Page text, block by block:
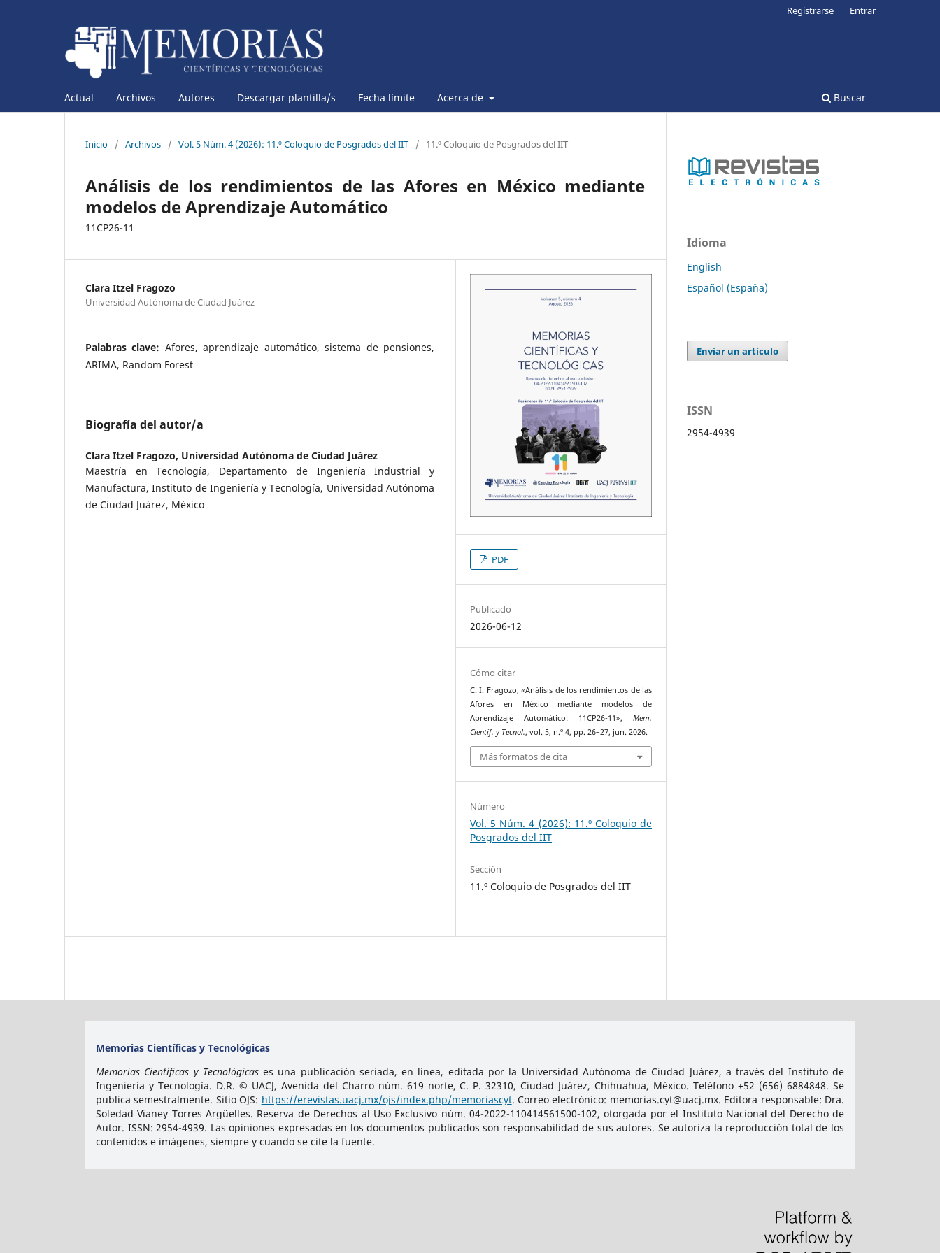
Actual Archivos Autores Descargar plantilla/s Fecha límite Acerca de Buscar
Registrarse Entrar
Inicio / Archivos / Vol. 5 Núm. 4 (2026): 11.º Coloquio de Posgrados del IIT / 11.º Coloquio de Posgrados del IIT
Análisis de los rendimientos de las Afores en México mediante
modelos de Aprendizaje Automático
11CP26-11
Clara Itzel Fragozo
Universidad Autónoma de Ciudad Juárez
Palabras clave: Afores, aprendizaje automático, sistema de pensiones,
ARIMA, Random Forest
Biografía del autor/a
Clara Itzel Fragozo, Universidad Autónoma de Ciudad Juárez
Maestría en Tecnología, Departamento de Ingeniería Industrial y
Manufactura, Instituto de Ingeniería y Tecnología, Universidad Autónoma
de Ciudad Juárez, México
PDF
Publicado
2026-06-12
Cómo citar
C. I. Fragozo, «Análisis de los rendimientos de las
Afores en México mediante modelos de
Aprendizaje Automático: 11CP26-11», Mem.
Científ. y Tecnol., vol. 5, n.º 4, pp. 26–27, jun. 2026.
Más formatos de cita
Número
Vol. 5 Núm. 4 (2026): 11.º Coloquio de
Posgrados del IIT
Sección
11.º Coloquio de Posgrados del IIT
Idioma
English
Español (España)
Enviar un artículo
ISSN
2954-4939
Memorias Científicas y Tecnológicas
Memorias Científicas y Tecnológicases una publicación seriada, en línea, editada por la Universidad Autónoma de Ciudad Juárez, a través del Instituto de
Ingeniería y Tecnología. D.R. © UACJ, Avenida del Charro núm. 619 norte, C. P. 32310, Ciudad Juárez, Chihuahua, México. Teléfono +52 (656) 6884848. Se
publica semestralmente. Sitio OJS: https://erevistas.uacj.mx/ojs/index.php/memoriascyt. Correo electrónico: memorias.cyt@uacj.mx. Editora responsable: Dra.
Soledad Vianey Torres Argüelles. Reserva de Derechos al Uso Exclusivo núm. 04-2022-110414561500-102, otorgada por el Instituto Nacional del Derecho de
Autor. ISSN:2954-4939. Las opiniones expresadas en los documentos publicados son responsabilidad de sus autores. Se autoriza la reproducción total de los
contenidos e imágenes, siempre y cuando se cite la fuente.